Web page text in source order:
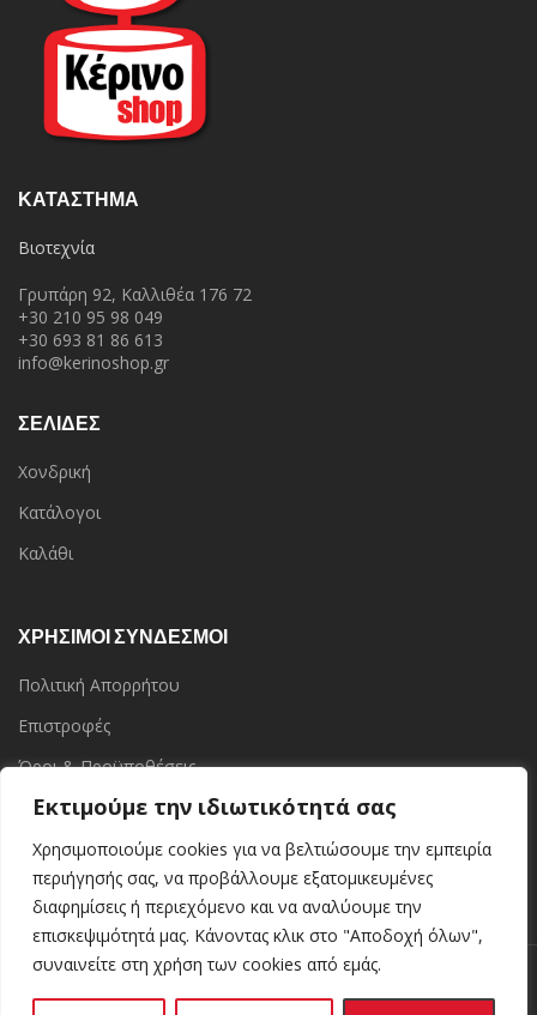
Εκτιμούμε την ιδιωτικότητά σας
Χρησιμοποιούμε cookies για να βελτιώσουμε την εμπειρία
περιήγησής σας, να προβάλλουμε εξατομικευμένες
διαφημίσεις ή περιεχόμενο και να αναλύουμε την
επισκεψιμότητά μας. Κάνοντας κλικ στο "Αποδοχή όλων",
συναινείτε στη χρήση των cookies από εμάς.
ΚΑΤΆΣΤΗΜΑ
Βιοτεχνία
Γρυπάρη 92, Καλλιθέα 176 72
+30 210 95 98 049
+30 693 81 86 613
info@kerinoshop.gr
ΣΕΛΙΔΕΣ
Χονδρική
Κατάλογοι
Καλάθι
ΧΡΗΣΙΜΟΙ ΣΥΝΔΕΣΜΟΙ
Πολιτική Απορρήτου
Επιστροφές
Όροι & Προϋποθέσεις
Επικοινωνία
Τα Καταστήματα
2021 CREATED BY Kerinoshop.gr
. Ελληνική Βιοτεχνία
Κεριών.